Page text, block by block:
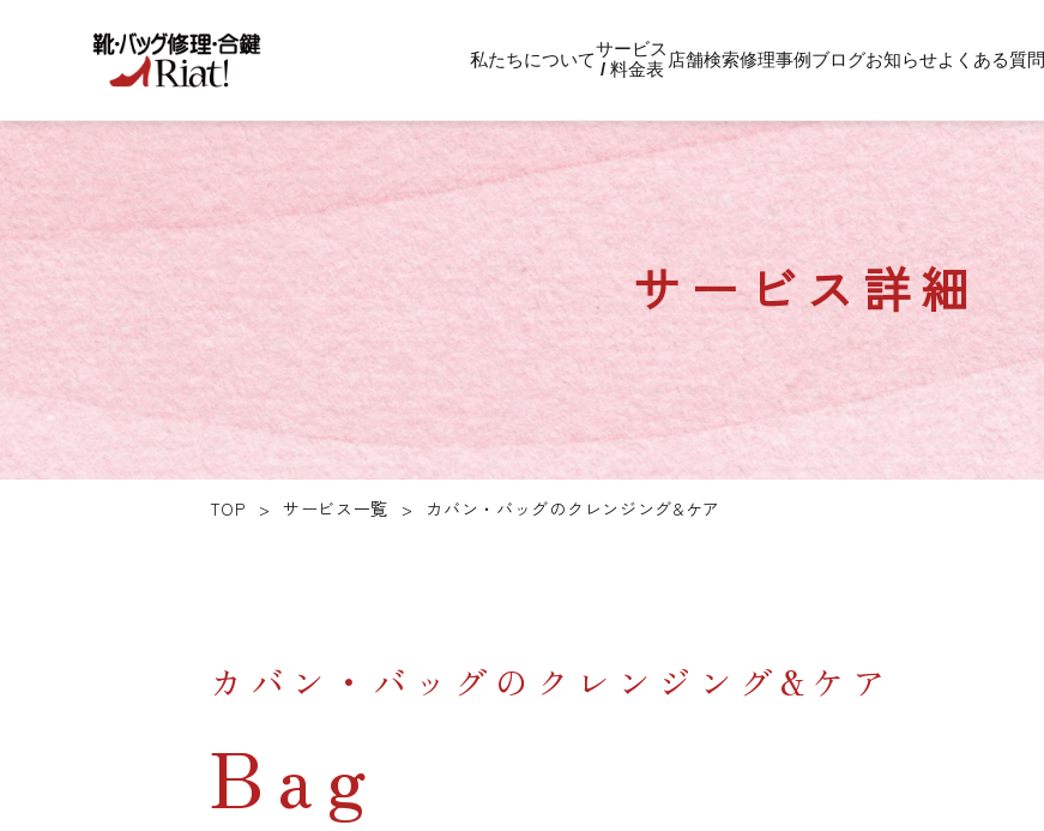
私たちについて
サービス
/ 料金表
店舗検索修理事例ブログお知らせよくある質問
サービス詳細
TOP > サービス一覧 > カバン・バッグのクレンジング&ケア
カバン・バッグのクレンジング&ケア
Bag